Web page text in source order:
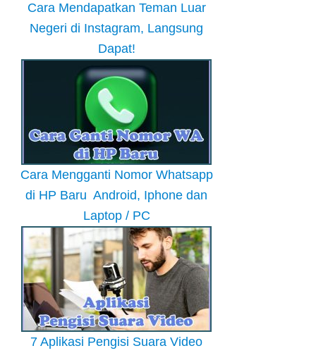
Cara Mendapatkan Teman Luar
Negeri di Instagram, Langsung
Dapat!
Cara Mengganti Nomor Whatsapp
di HP Baru Android, Iphone dan
Laptop / PC
7 Aplikasi Pengisi Suara Video